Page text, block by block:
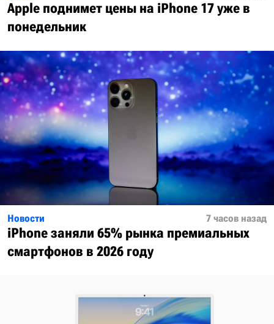
Apple поднимет цены на iPhone 17 уже в
понедельник
Новости 7 часов назад
iPhone заняли 65% рынка премиальных
смартфонов в 2026 году